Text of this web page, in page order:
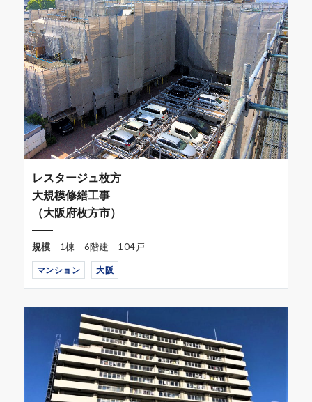
レスタージュ枚方
大規模修繕工事
（大阪府枚方市）
規模 1棟 6階建 104戸
マンション 大阪